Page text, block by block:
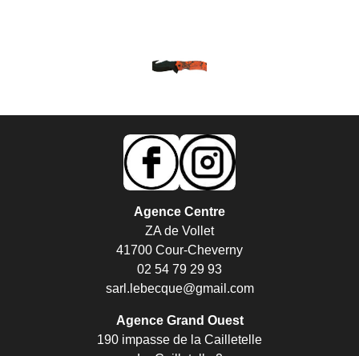
Agence Centre
ZA de Vollet
41700 Cour-Cheverny
02 54 79 29 93
sarl.lebecque@gmail.com
Agence Grand Ouest
190 impasse de la Cailletelle